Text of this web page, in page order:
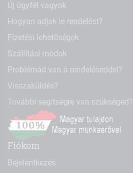
Új ügyfél vagyok
Hogyan adjak le rendelést?
Fizetési lehetőségek
Szállítási módok
Problémád van a rendeléseddel?
Visszaküldés?
További segítségre van szükséged?
Fiókom
Bejelentkezés